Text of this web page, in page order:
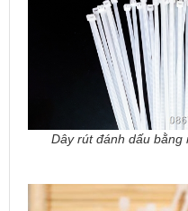
Dây rút đánh dấu bằng